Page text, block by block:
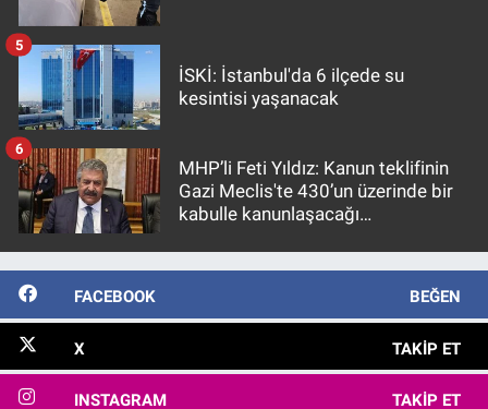
İSKİ: İstanbul'da 6 ilçede su
kesintisi yaşanacak
5
MHP’li Feti Yıldız: Kanun teklifinin
Gazi Meclis'te 430’un üzerinde bir
kabulle kanunlaşacağı
6
FACEBOOK BEĞEN
X TAKIP ET
INSTAGRAM TAKIP ET